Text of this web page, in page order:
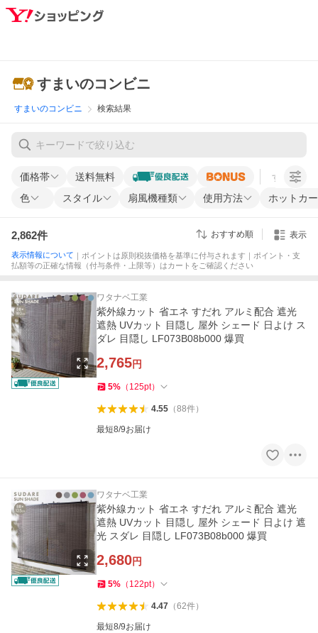
すまいのコンビニ
すまいのコンビニ 検索結果
価格帯 送料無料 すべての条
色 スタイル 扇風機種類 使用方法 ホットカ
2,862件 おすすめ順 表示
表示情報について ｜ポイントは原則税抜価格を基準に付与されます｜ポイント・支
払額等の正確な情報（付与条件・上限等）はカートをご確認ください
ワタナベ工業
紫外線カット 省エネ すだれ アルミ配合 遮光
遮熱 UVカット 目隠し 屋外 シェード 日よけ ス
ダレ 目隠し LF073B08b000 爆買
2,765円
5% （ 125pt）
4.55（88件）
最短8/9お届け
ワタナベ工業
紫外線カット 省エネ すだれ アルミ配合 遮光
遮熱 UVカット 目隠し 屋外 シェード 日よけ 遮
光 スダレ 目隠し LF073B08b000 爆買
2,680円
5% （ 122pt）
4.47（62件）
最短8/9お届け